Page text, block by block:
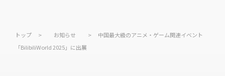
トップ > お知らせ > 中国最大級のアニメ・ゲーム関連イベント
「BilibiliWorld 2025」に出展